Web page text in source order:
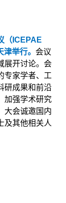
（ICEPAE
举行。 会议
展开讨论。会
专家学者、工
研成果和前沿
加强学术研究
大会诚邀国内
及其他相关人